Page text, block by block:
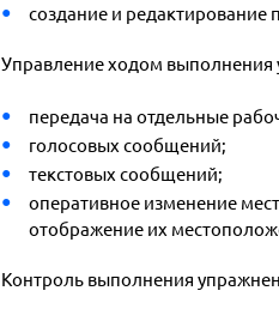
создание и редактирование
Управление ходом выполнения
передача на отдельные
голосовых сообщений;
текстовых сообщений;
оперативное изменение
отображение их
Контроль выполнения